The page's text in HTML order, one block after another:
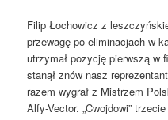
Filip Łochowicz z
przewagę po eliminacjach w
utrzymał pozycję pierwszą w
stanął znów nasz
razem wygrał z Mistrzem
Alfy-Vector. „Cwojdowi”